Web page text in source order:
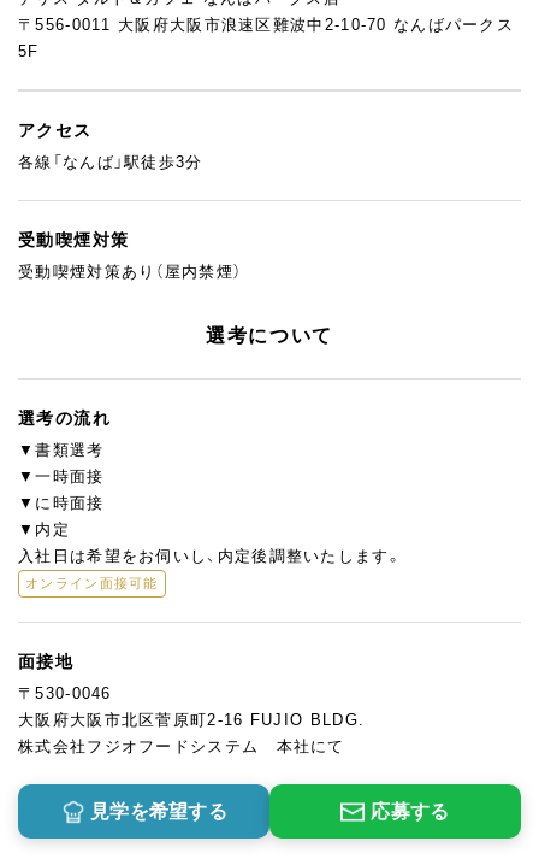
〒556-0011 大阪府大阪市浪速区難波中2-10-70 なんばパークス
5F
アクセス
各線「なんば」駅徒歩3分
受動喫煙対策
受動喫煙対策あり（屋内禁煙）
選考について
選考の流れ
▼書類選考
▼一時面接
▼に時面接
▼内定
入社日は希望をお伺いし、内定後調整いたします。
オンライン面接可能
面接地
〒530-0046
大阪府大阪市北区菅原町2-16 FUJIO BLDG.
株式会社フジオフードシステム 本社にて
見学を希望する 応募する